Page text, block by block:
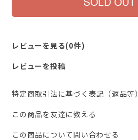
レビューを見る(0件)
レビューを投稿
特定商取引法に基づく表記（返品等）
この商品を友達に教える
この商品について問い合わせる